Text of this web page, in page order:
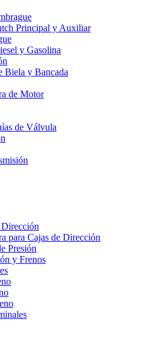
Principal y Auxiliar
y Gasolina
Biela y Bancada
de Motor
de Válvula
Dirección
para Cajas de Dirección
Presión
y Frenos